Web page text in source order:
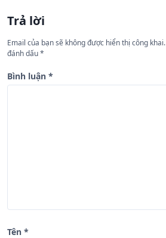
ớ
n
g
b
Trả lời
Email của bạn sẽ không được hiển thị công khai.
đánh dấu*
Bình luận *
Tên *